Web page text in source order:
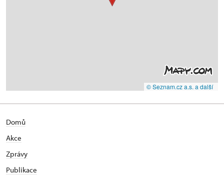
© Seznam.cz a.s. a další
Domů
Akce
Zprávy
Publikace